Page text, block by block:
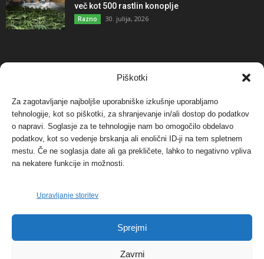
Piškotki
Za zagotavljanje najboljše uporabniške izkušnje uporabljamo
tehnologije, kot so piškotki, za shranjevanje in/ali dostop do podatkov
o napravi. Soglasje za te tehnologije nam bo omogočilo obdelavo
podatkov, kot so vedenje brskanja ali enolični ID-ji na tem spletnem
mestu. Če ne soglasja date ali ga prekličete, lahko to negativno vpliva
na nekatere funkcije in možnosti.
Upravljanje storitev
Sprejmi
Zavrni
več kot 500 rastlin konoplje
Razno 30. julija, 2026
NAJBOLJ KOMENTIRANO
Protest proti vetrnim elektrarnam na Ojstrici, v
svetu pa vedno bolj...
Dogodki 12. maja, 2017
Tožilstvo v Celovcu v korist elektrarnam
Verbund
FOTO: Razstava cvetličarskega mojstra Andreja
Dogodki 27. novembra, 2017